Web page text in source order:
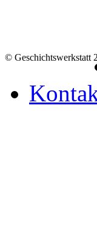
© Geschichtswerkstatt